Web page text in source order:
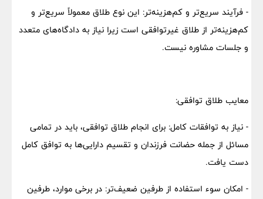
- فرآیند سریع‌تر و کم‌هزینه‌تر: این نوع طلاق معمولاً سریع‌تر و
کم‌هزینه‌تر از طلاق غیرتوافقی است زیرا نیاز به دادگاه‌های متعدد
و جلسات مشاوره نیست.
معایب طلاق توافقی:
- نیاز به توافقات کامل: برای انجام طلاق توافقی، باید در تمامی
مسائل از جمله حضانت فرزندان و تقسیم دارایی‌ها به توافق کامل
دست یافت.
- امکان سوء استفاده از طرفین ضعیف‌تر: در برخی موارد، طرفین